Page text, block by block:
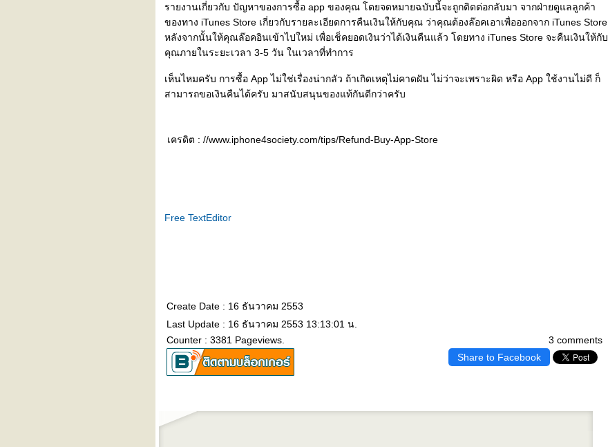
รายงานเกี่ยวกับ ปัญหาของการซื้อ app ของคุณ โดยจดหมายฉบับนี้จะถูกติดต่อกลับมา จากฝ่ายดูแลลูกค้า
ของทาง iTunes Store เกี่ยวกับรายละเอียดการคืนเงินให้กับคุณ ว่าคุณต้องล๊อคเอาเพื่อออกจาก iTunes Store
หลังจากนั้นให้คุณล๊อคอินเข้าไปใหม่ เพื่อเช็คยอดเงินว่าได้เงินคืนแล้ว โดยทาง iTunes Store จะคืนเงินให้กับ
คุณภายในระยะเวลา 3-5 วัน ในเวลาที่ทำการ
เห็นไหมครับ การซื้อ App ไม่ใช่เรื่องน่ากลัว ถ้าเกิดเหตุไม่คาดฝัน ไม่ว่าจะเพราะผิด หรือ App ใช้งานไม่ดี ก็
สามารถขอเงินคืนได้ครับ มาสนับสนุนของแท้กันดีกว่าครับ
เครดิต : //www.iphone4society.com/tips/Refund-Buy-App-Store
Free TextEditor
Create Date : 16 ธันวาคม 2553
3 comments
Last Update : 16 ธันวาคม 2553 13:13:01 น.
Counter : 3381 Pageviews.
Share to Facebook